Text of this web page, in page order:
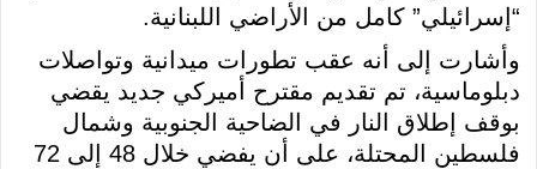
“إسرائيلي” كامل من الأراضي اللبنانية.
وأشارت إلى أنه عقب تطورات ميدانية وتواصلات
دبلوماسية، تم تقديم مقترح أميركي جديد يقضي
بوقف إطلاق النار في الضاحية الجنوبية وشمال
فلسطين المحتلة، على أن يفضي خلال 48 إلى 72